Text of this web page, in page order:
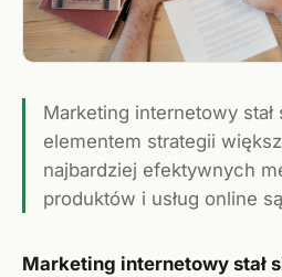
Marketing internetowy
elementem strategii
najbardziej efektywnych
produktów i usług online
Marketing internetowy stał